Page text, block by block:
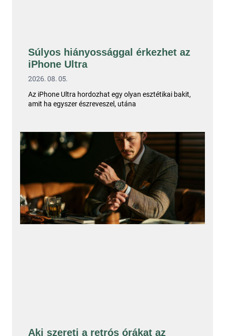
Súlyos hiányossággal érkezhet az
iPhone Ultra
2026. 08. 05.
Az iPhone Ultra hordozhat egy olyan esztétikai bakit,
amit ha egyszer észreveszel, utána
Aki szereti a retrós órákat az